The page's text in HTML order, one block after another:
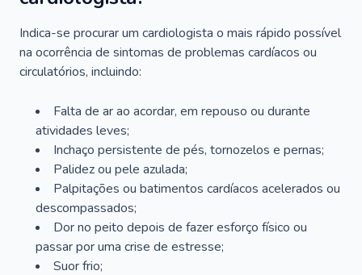
Indica-se procurar um cardiologista o mais rápido possível
na ocorrência de sintomas de problemas cardíacos ou
circulatórios, incluindo:
Falta de ar ao acordar, em repouso ou durante
atividades leves;
Inchaço persistente de pés, tornozelos e pernas;
Palidez ou pele azulada;
Palpitações ou batimentos cardíacos acelerados ou
descompassados;
Dor no peito depois de fazer esforço físico ou
passar por uma crise de estresse;
Suor frio;